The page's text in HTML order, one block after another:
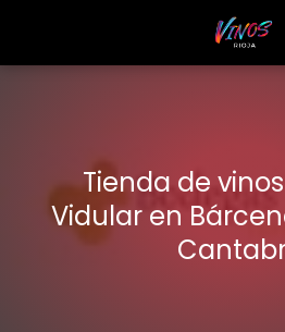
Tienda de
Vidular en